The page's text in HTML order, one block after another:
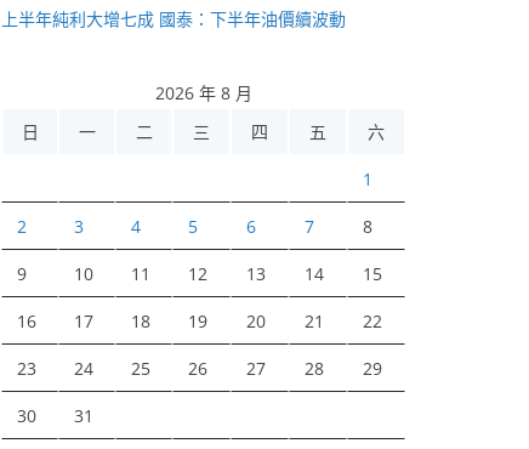
上半年純利大增七成 國泰：下半年油價續波動
2026 年 8 月
日
一 二 三 四 五 六
1
2 3 4 5 6 7 8
9 10 11 12 13 14 15
16 17 18 19 20 21 22
23 24 25 26 27 28 29
30 31